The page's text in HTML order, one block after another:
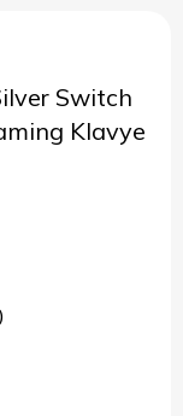
Switch
Klavye